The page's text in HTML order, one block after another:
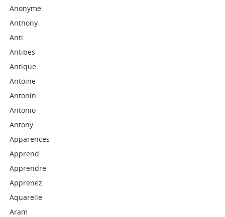
Anonyme
Anthony
Anti
Antibes
Antique
Antoine
Antonin
Antonio
Antony
Apparences
Apprend
Apprendre
Apprenez
Aquarelle
Aram